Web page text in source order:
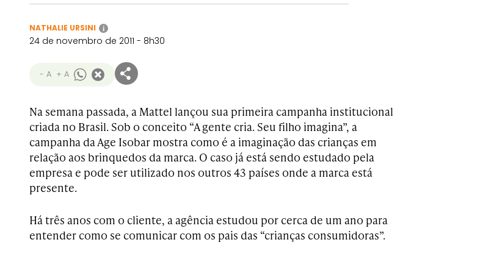
NATHALIE URSINI i
24 de novembro de 2011 - 8h30
- A + A
Na semana passada, a Mattel lançou sua primeira campanha institucional
criada no Brasil. Sob o conceito “A gente cria. Seu filho imagina”, a
campanha da Age Isobar mostra como é a imaginação das crianças em
relação aos brinquedos da marca. O caso já está sendo estudado pela
empresa e pode ser utilizado nos outros 43 países onde a marca está
presente.
Há três anos com o cliente, a agência estudou por cerca de um ano para
entender como se comunicar com os pais das “crianças consumidoras”.